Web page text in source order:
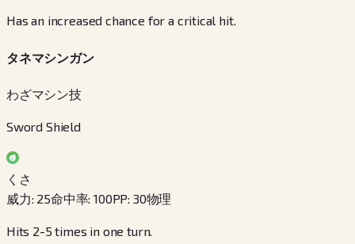
Has an increased chance for a critical hit.
タネマシンガン
わざマシン技
Sword Shield
くさ
威力: 25命中率:100PP: 30物理
Hits 2-5 times in one turn.